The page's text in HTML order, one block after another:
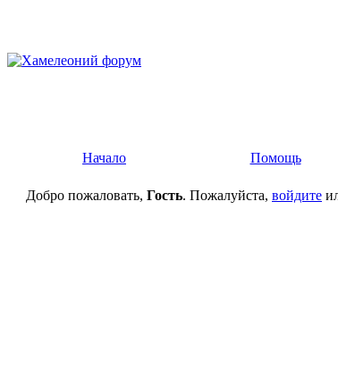
Начало Помощь
Добро пожаловать, Гость. Пожалуйста, войдите